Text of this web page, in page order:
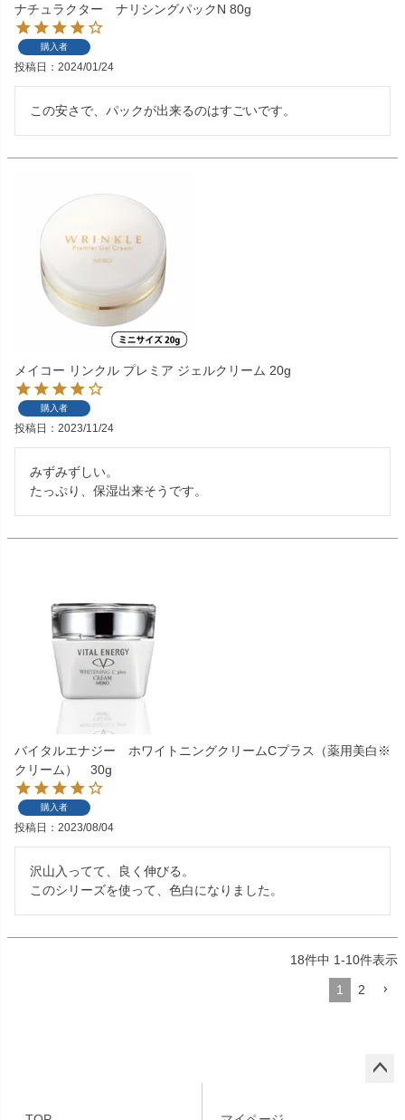
ナチュラクター ナリシングパックN 80g
購入者
投稿日 2024/01/24
この安さで、パックが出来るのはすごいです。
メイコー リンクル プレミア ジェルクリーム 20g
購入者
投稿日 2023/11/24
みずみずしい。
たっぷり、保湿出来そうです。
バイタルエナジー ホワイトニングクリームCプラス（薬用美白※
クリーム） 30g
購入者
投稿日 2023/08/04
沢山入ってて、良く伸びる。
このシリーズを使って、色白になりました。
18件中 1-10件表示
1 2